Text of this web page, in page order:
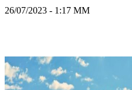
26/07/2023 - 1:17 ΜΜ